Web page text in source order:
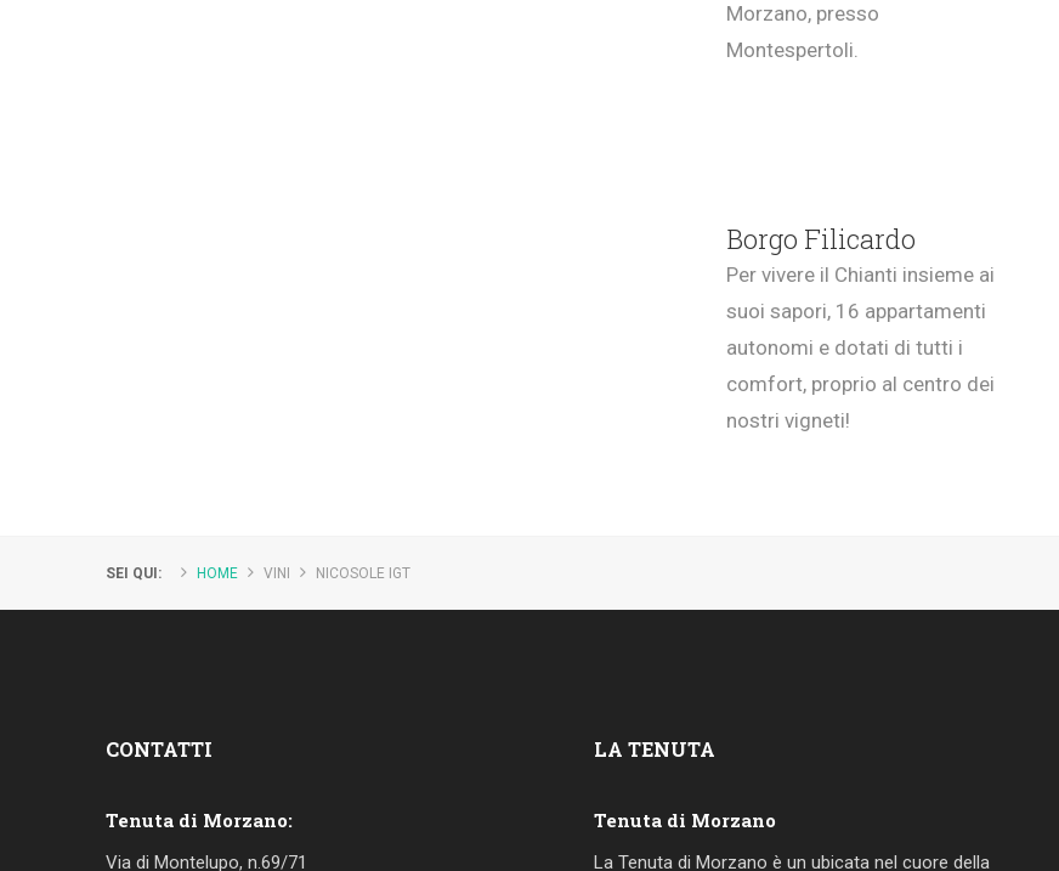
Morzano, presso
Montespertoli.
Borgo Filicardo
Per vivere il Chianti insieme ai
suoi sapori, 16 appartamenti
autonomi e dotati di tutti i
comfort, proprio al centro dei
nostri vigneti!
SEI QUI: HOME VINI NICOSOLE IGT
CONTATTI
Tenuta di Morzano:
Via di Montelupo, n.69/71
LA TENUTA
Tenuta di Morzano
La Tenuta di Morzano è un ubicata nel cuore della